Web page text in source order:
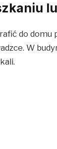
do domu
W